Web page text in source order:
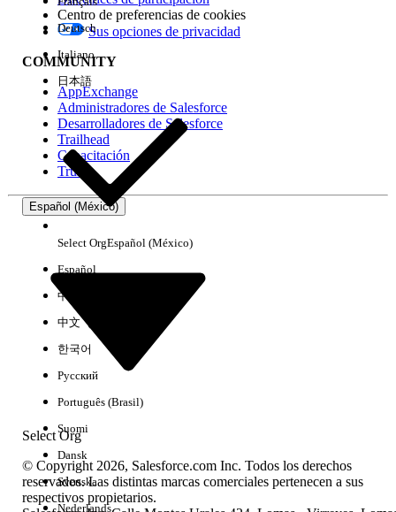
Edición
Experiencia
No hay resultados
Centro de preferencias de cookies
Sus opciones de privacidad
COMMUNITY
AppExchange
Administradores de Salesforce
Desarrolladores de Salesforce
Trailhead
Capacitación
Trust
Español (México)
Select Org
Deutsch
Italiano
日本語
Select OrgEspañol (México)
Español
中文（简体）
中文（繁體）
한국어
Русский
Português (Brasil)
Suomi
Dansk
Svenska
Nederlands
© Copyright 2026, Salesforce.com Inc. Todos los derechos
reservados. Las distintas marcas comerciales pertenecen a sus
respectivos propietarios.